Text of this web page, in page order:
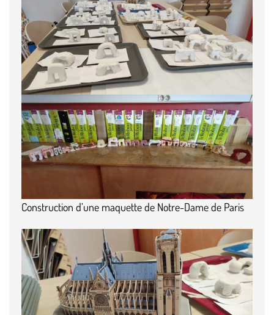
Construction d’une maquette de Notre-Dame de Paris